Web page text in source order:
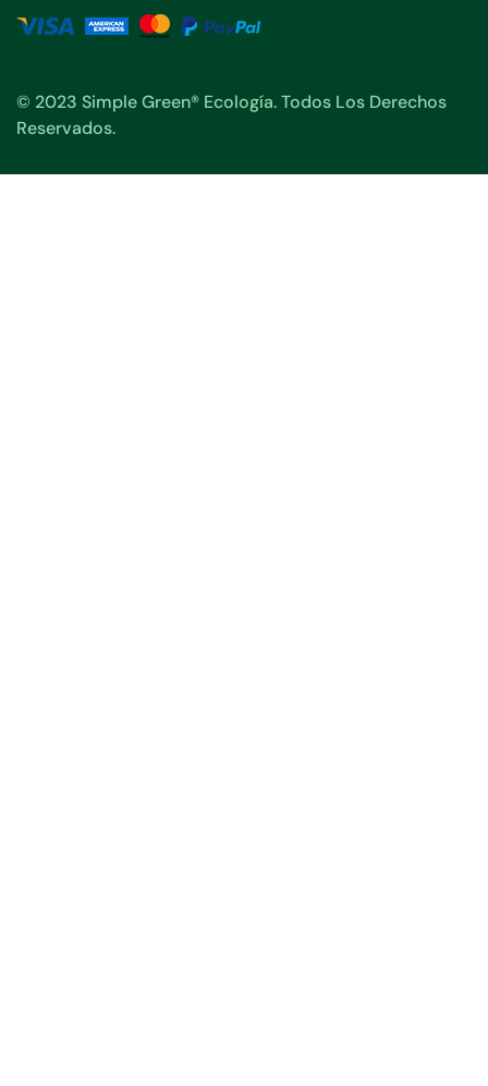
© 2023 Simple Green® Ecología. Todos Los Derechos
Reservados.